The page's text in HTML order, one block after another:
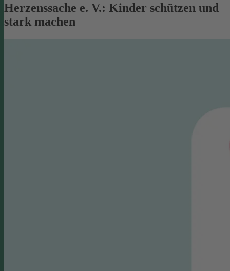
Herzenssache e. V.: Kinder schützen und
stark machen